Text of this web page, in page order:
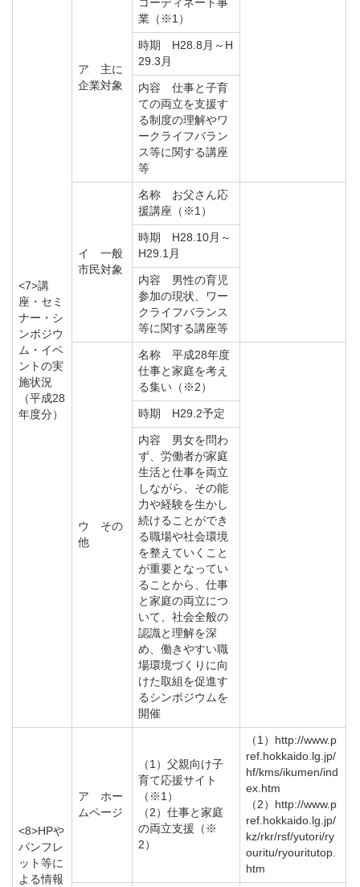
<7>講
座・セミ
ナー・シ
ンポジウ
ム・イベ
ントの実
施状況
（平成28
年度分）
ア 主に
企業対象
コーディネート事
業（※1）
時期 H28.8月～H
29.3月
内容 仕事と子育
ての両立を支援す
る制度の理解やワ
ークライフバラン
ス等に関する講座
等
イ 一般
市民対象
名称 お父さん応
援講座（※1）
時期 H28.10月～
H29.1月
内容 男性の育児
参加の現状、ワー
クライフバランス
等に関する講座等
ウ その
他
名称 平成28年度
仕事と家庭を考え
る集い（※2）
時期 H29.2予定
内容 男女を問わ
ず、労働者が家庭
生活と仕事を両立
しながら、その能
力や経験を生かし
続けることができ
る職場や社会環境
を整えていくこと
が重要となってい
ることから、仕事
と家庭の両立につ
いて、社会全般の
認識と理解を深
め、働きやすい職
場環境づくりに向
けた取組を促進す
るシンポジウムを
開催
<8>HPや
パンフレ
ット等に
よる情報
ア ホー
ムページ
（1）父親向け子
育て応援サイト
（※1）
（2）仕事と家庭
の両立支援（※
2）
（1）http://www.p
ref.hokkaido.lg.jp/
hf/kms/ikumen/ind
ex.htm
（2）http://www.p
ref.hokkaido.lg.jp/
kz/rkr/rsf/yutori/ry
ouritu/ryouritutop.
htm